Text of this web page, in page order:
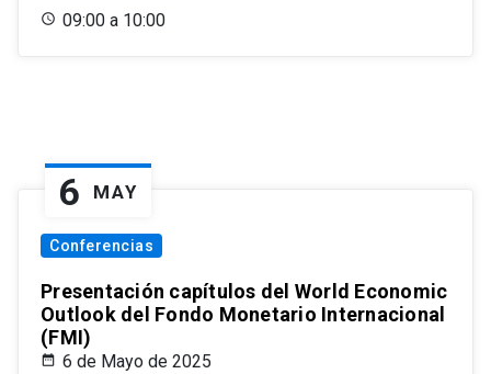
09:00 a 10:00
6 MAY
Conferencias
Presentación capítulos del World Economic
Outlook del Fondo Monetario Internacional
(FMI)
6 de Mayo de 2025